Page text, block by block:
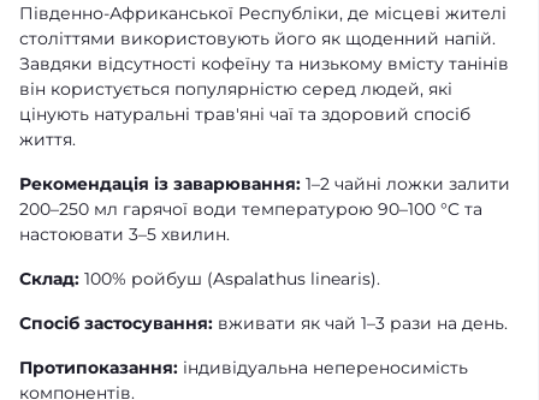
Південно-Африканської Республіки, де місцеві жителі
століттями використовують його як щоденний напій.
Завдяки відсутності кофеїну та низькому вмісту танінів
він користується популярністю серед людей, які
цінують натуральні трав'яні чаї та здоровий спосіб
життя.
Рекомендація із заварювання: 1–2 чайні ложки залити
200–250 мл гарячої води температурою 90–100 °C та
настоювати 3–5 хвилин.
Склад: 100% ройбуш (Aspalathus linearis).
Спосіб застосування: вживати як чай 1–3 рази на день.
Протипоказання: індивідуальна непереносимість
компонентів.